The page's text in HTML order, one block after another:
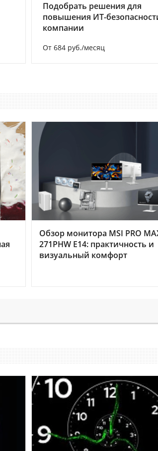
Подобрать решения для
повышения ИТ-
компании
От 684 руб./месяц
Обзор монитора MSI PRO
271PHW E14: практичность и
визуальный комфорт